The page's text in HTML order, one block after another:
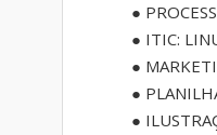
●
● ITIC:
●
●
●